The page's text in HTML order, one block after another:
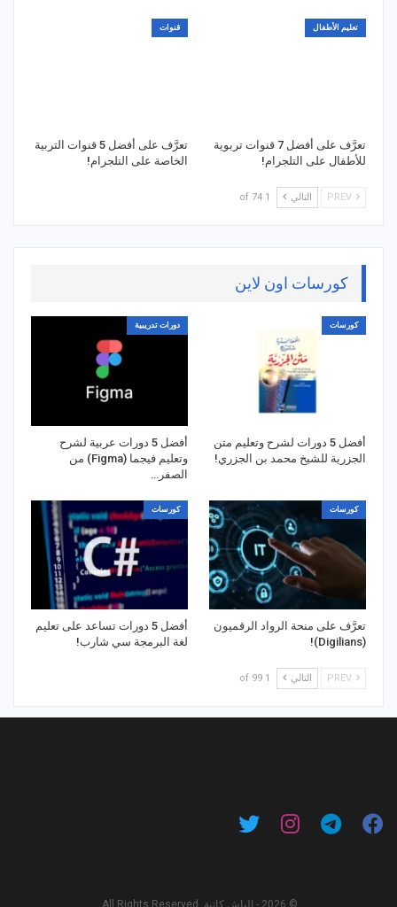
تعليم الأطفال
تعرَّف على أفضل 7 قنوات تربوية
للأطفال على التلجرام!
قنوات
تعرَّف على أفضل 5 قنوات التربية
الخاصة على التلجرام!
التالي 1 of 74
كورسات اون لاين
كورسات
أفضل 5 دورات لشرح وتعليم متن
الجزرية للشيخ محمد بن الجزري!
دورات تدريبية
أفضل 5 دورات عربية لشرح
وتعليم فيجما (Figma) من
الصفر…
كورسات
تعرَّف على منحة الرواد الرقميون
(Digilians)!
كورسات
أفضل 5 دورات تساعد على تعليم
لغة البرمجة سي شارب!
التالي 1 of 99
© 2026 - الباش كاتبة. All Rights Reserved.